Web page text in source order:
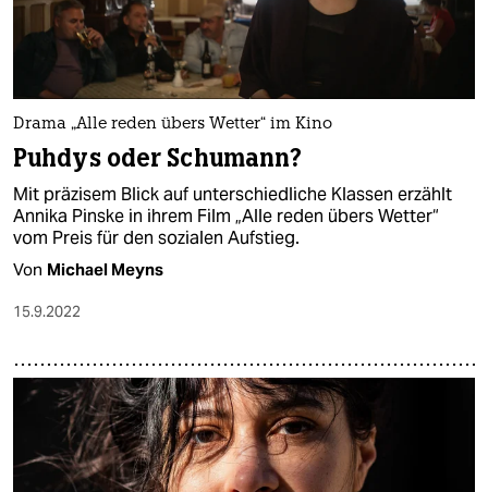
Drama „Alle reden übers Wetter“ im Kino
Puhdys oder Schumann?
Mit präzisem Blick auf unterschiedliche Klassen erzählt
Annika Pinske in ihrem Film „Alle reden übers Wetter“
vom Preis für den sozialen Aufstieg.
Von Michael Meyns
15.9.2022